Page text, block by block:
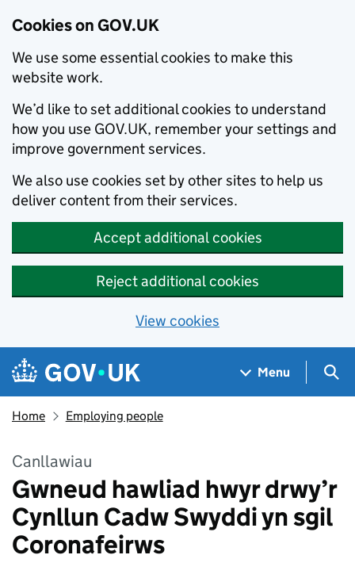
Cookies on GOV.UK
We use some essential cookies to make this
website work.
We’d like to set additional cookies to understand
how you use GOV.UK, remember your settings and
improve government services.
We also use cookies set by other sites to help us
deliver content from their services.
Accept additional cookies
Reject additional cookies
View cookies
Skip to main content
Navigation menu
Menu
Home Employing people
Canllawiau
Gwneud hawliad hwyr drwy’r
Cynllun Cadw Swyddi yn sgil
Coronafeirws